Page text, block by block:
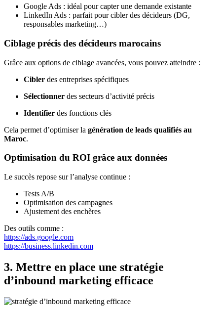
Google Ads : idéal pour capter une demande existante
LinkedIn Ads : parfait pour cibler des décideurs (DG,
responsables marketing…)
Ciblage précis des décideurs marocains
Grâce aux options de ciblage avancées, vous pouvez atteindre :
Cibler des entreprises spécifiques
Sélectionner des secteurs d’activité précis
Identifier des fonctions clés
Cela permet d’optimiser la génération de leads qualifiés au
Maroc.
Optimisation du ROI grâce aux données
Le succès repose sur l’analyse continue :
Tests A/B
Optimisation des campagnes
Ajustement des enchères
Des outils comme :
https://ads.google.com
https://business.linkedin.com
3. Mettre en place une stratégie
d’inbound marketing efficace